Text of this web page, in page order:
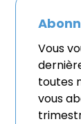
Vous
toutes
vous